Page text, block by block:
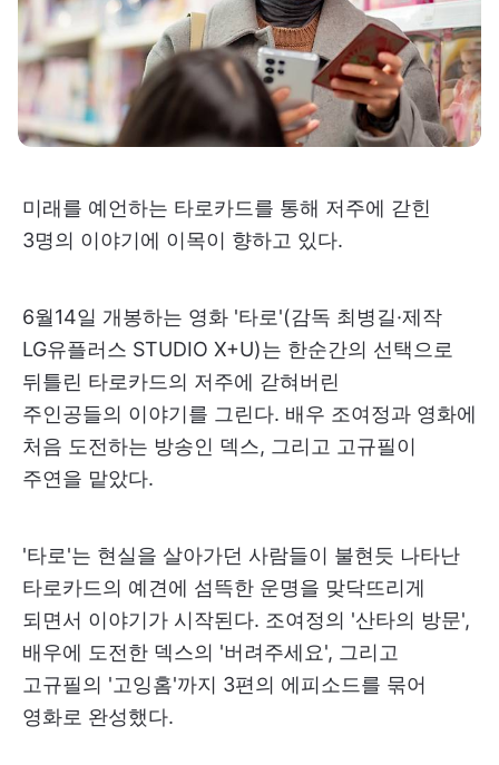
미래를 예언하는 타로카드를 통해 저주에 갇힌
3명의 이야기에 이목이 향하고 있다.
6월14일 개봉하는 영화 '타로'(감독 최병길·제작
LG유플러스 STUDIO X+U)는 한순간의 선택으로
뒤틀린 타로카드의 저주에 갇혀버린
주인공들의 이야기를 그린다. 배우 조여정과 영화에
처음 도전하는 방송인 덱스, 그리고 고규필이
주연을 맡았다.
'타로'는 현실을 살아가던 사람들이 불현듯 나타난
타로카드의 예견에 섬뜩한 운명을 맞닥뜨리게
되면서 이야기가 시작된다. 조여정의 '산타의 방문',
배우에 도전한 덱스의 '버려주세요', 그리고
고규필의 '고잉홈'까지 3편의 에피소드를 묶어
영화로 완성했다.